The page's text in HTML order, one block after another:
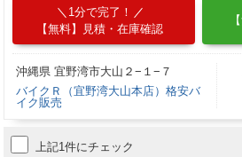
1分で完了！
【無料】見積・在庫確認
沖縄県 宜野湾市大山２−１−７
バイクＲ（宜野湾大山本店）格安バ
イク販売
上記1件にチェック